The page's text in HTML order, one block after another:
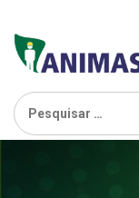
Pesquisar
por: